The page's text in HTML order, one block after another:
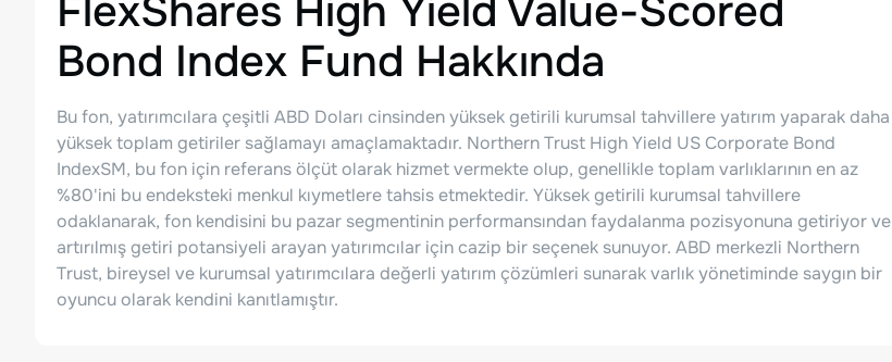
FlexShares High Yield Value-Scored
Bond Index Fund Hakkında
Bu fon, yatırımcılara çeşitli ABD Doları cinsinden yüksek getirili kurumsal tahvillere yatırım yaparak daha
yüksek toplam getiriler sağlamayı amaçlamaktadır. Northern Trust High Yield US Corporate Bond
IndexSM, bu fon için referans ölçüt olarak hizmet vermekte olup, genellikle toplam varlıklarının en az
%80'ini bu endeksteki menkul kıymetlere tahsis etmektedir. Yüksek getirili kurumsal tahvillere
odaklanarak, fon kendisini bu pazar segmentinin performansından faydalanma pozisyonuna getiriyor ve
artırılmış getiri potansiyeli arayan yatırımcılar için cazip bir seçenek sunuyor. ABD merkezli Northern
Trust, bireysel ve kurumsal yatırımcılara değerli yatırım çözümleri sunarak varlık yönetiminde saygın bir
oyuncu olarak kendini kanıtlamıştır.